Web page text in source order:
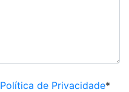
Política de Privacidade*